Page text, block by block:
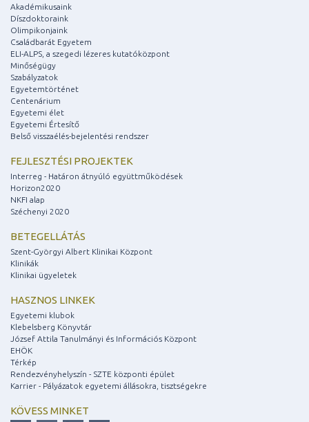
Akadémikusaink
Díszdoktoraink
Olimpikonjaink
Családbarát Egyetem
ELI-ALPS, a szegedi lézeres kutatóközpont
Minőségügy
Szabályzatok
Egyetemtörténet
Centenárium
Egyetemi élet
Egyetemi Értesítő
Belső visszaélés-bejelentési rendszer
FEJLESZTÉSI PROJEKTEK
Interreg - Határon átnyúló együttműködések
Horizon2020
NKFI alap
Széchenyi 2020
BETEGELLÁTÁS
Szent-Györgyi Albert Klinikai Központ
Klinikák
Klinikai ügyeletek
HASZNOS LINKEK
Egyetemi klubok
Klebelsberg Könyvtár
József Attila Tanulmányi és Információs Központ
EHÖK
Térkép
Rendezvényhelyszín - SZTE központi épület
Karrier - Pályázatok egyetemi állásokra, tisztségekre
KÖVESS MINKET